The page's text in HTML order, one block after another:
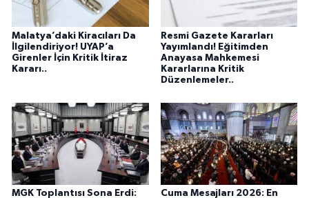
Malatya’daki Kiracıları Da
İlgilendiriyor! UYAP’a
Girenler İçin Kritik İtiraz
Kararı..
Resmi Gazete Kararları
Yayımlandı! Eğitimden
Anayasa Mahkemesi
Kararlarına Kritik
Düzenlemeler..
MGK Toplantısı Sona Erdi: Cuma Mesajları 2026: En